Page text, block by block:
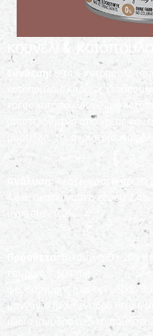
κουνέλι & κοτόπουλο
Σύνθεση:
80,4% κοτόπουλο
κοτόπουλου, καρδιές
κρέας κοτόπουλου, ζωμό
(αποτελούμενο από κρέας και
μύρτιλλα, 1%
Ανάλυση: Ακατέργαστη
4,8%, ακατέργαστη τέφρα
υγρασία 80,0%
Πρόσθετα:
Βιταμίνη D3 200 IU
ταυρίνη 1.500 mg
ψευδάργυρος (μονοένυδρος
μαγγάνιο (μονοένυδρο θειικό
ιώδιο (άνυδρο ιωδικό